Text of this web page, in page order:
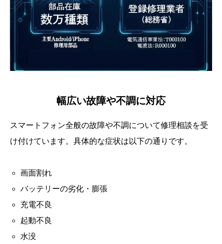
幅広い故障や不調に対応
スマートフォン全般の故障や不調について修理相談を受
け付けています。具体的な症状は以下の通りです。
画面割れ
バッテリーの劣化・膨張
充電不良
起動不良
水没